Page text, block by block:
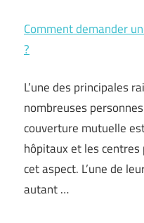
Comment demander
?
L’une des principales
nombreuses
couverture mutuelle
hôpitaux et les
cet aspect. L’une de
autant …